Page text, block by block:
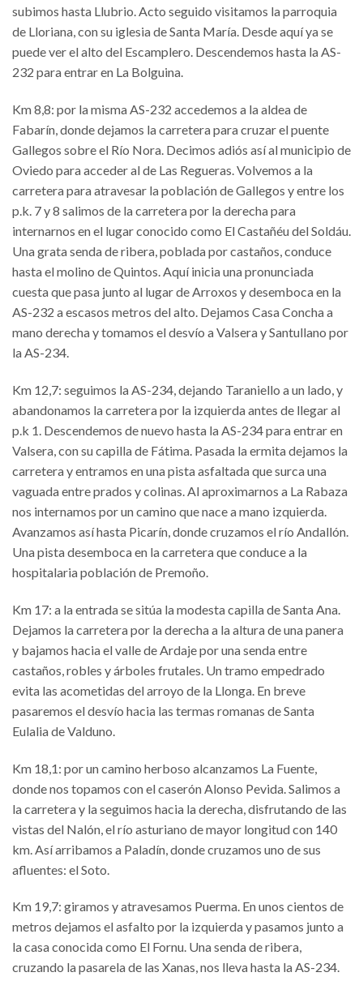
subimos hasta Llubrio. Acto seguido visitamos la parroquia
de Lloriana, con su iglesia de Santa María. Desde aquí ya se
puede ver el alto del Escamplero. Descendemos hasta la AS-
232 para entrar en La Bolguina.
Km 8,8: por la misma AS-232 accedemos a la aldea de
Fabarín, donde dejamos la carretera para cruzar el puente
Gallegos sobre el Río Nora. Decimos adiós así al municipio de
Oviedo para acceder al de Las Regueras. Volvemos a la
carretera para atravesar la población de Gallegos y entre los
p.k. 7 y 8 salimos de la carretera por la derecha para
internarnos en el lugar conocido como El Castañéu del Soldáu.
Una grata senda de ribera, poblada por castaños, conduce
hasta el molino de Quintos. Aquí inicia una pronunciada
cuesta que pasa junto al lugar de Arroxos y desemboca en la
AS-232 a escasos metros del alto. Dejamos Casa Concha a
mano derecha y tomamos el desvío a Valsera y Santullano por
la AS-234.
Km 12,7: seguimos la AS-234, dejando Taraniello a un lado, y
abandonamos la carretera por la izquierda antes de llegar al
p.k 1. Descendemos de nuevo hasta la AS-234 para entrar en
Valsera, con su capilla de Fátima. Pasada la ermita dejamos la
carretera y entramos en una pista asfaltada que surca una
vaguada entre prados y colinas. Al aproximarnos a La Rabaza
nos internamos por un camino que nace a mano izquierda.
Avanzamos así hasta Picarín, donde cruzamos el río Andallón.
Una pista desemboca en la carretera que conduce a la
hospitalaria población de Premoño.
Km 17: a la entrada se sitúa la modesta capilla de Santa Ana.
Dejamos la carretera por la derecha a la altura de una panera
y bajamos hacia el valle de Ardaje por una senda entre
castaños, robles y árboles frutales. Un tramo empedrado
evita las acometidas del arroyo de la Llonga. En breve
pasaremos el desvío hacia las termas romanas de Santa
Eulalia de Valduno.
Km 18,1: por un camino herboso alcanzamos La Fuente,
donde nos topamos con el caserón Alonso Pevida. Salimos a
la carretera y la seguimos hacia la derecha, disfrutando de las
vistas del Nalón, el río asturiano de mayor longitud con 140
km. Así arribamos a Paladín, donde cruzamos uno de sus
afluentes: el Soto.
Km 19,7: giramos y atravesamos Puerma. En unos cientos de
metros dejamos el asfalto por la izquierda y pasamos junto a
la casa conocida como El Fornu. Una senda de ribera,
cruzando la pasarela de las Xanas, nos lleva hasta la AS-234.